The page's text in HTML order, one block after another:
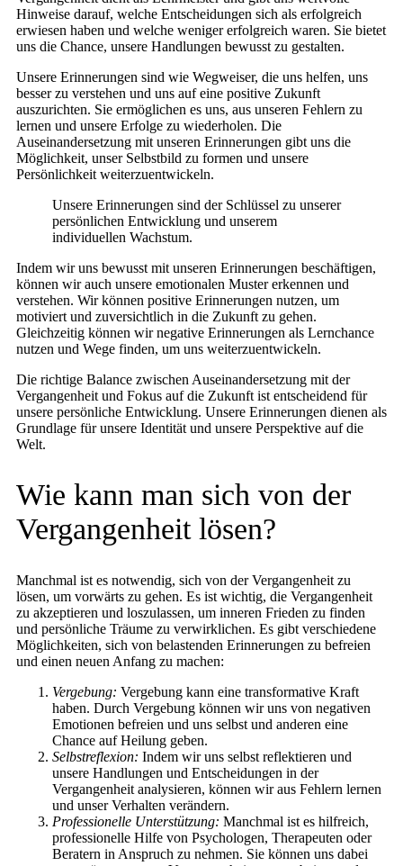
Hinweise darauf, welche Entscheidungen sich als erfolgreich
erwiesen haben und welche weniger erfolgreich waren. Sie bietet
uns die Chance, unsere Handlungen bewusst zu gestalten.
Unsere Erinnerungen sind wie Wegweiser, die uns helfen, uns
besser zu verstehen und uns auf eine positive Zukunft
auszurichten. Sie ermöglichen es uns, aus unseren Fehlern zu
lernen und unsere Erfolge zu wiederholen. Die
Auseinandersetzung mit unseren Erinnerungen gibt uns die
Möglichkeit, unser Selbstbild zu formen und unsere
Persönlichkeit weiterzuentwickeln.
Unsere Erinnerungen sind der Schlüssel zu unserer
persönlichen Entwicklung und unserem
individuellen Wachstum.
Indem wir uns bewusst mit unseren Erinnerungen beschäftigen,
können wir auch unsere emotionalen Muster erkennen und
verstehen. Wir können positive Erinnerungen nutzen, um
motiviert und zuversichtlich in die Zukunft zu gehen.
Gleichzeitig können wir negative Erinnerungen als Lernchance
nutzen und Wege finden, um uns weiterzuentwickeln.
Die richtige Balance zwischen Auseinandersetzung mit der
Vergangenheit und Fokus auf die Zukunft ist entscheidend für
unsere persönliche Entwicklung. Unsere Erinnerungen dienen als
Grundlage für unsere Identität und unsere Perspektive auf die
Welt.
Wie kann man sich von der
Vergangenheit lösen?
Manchmal ist es notwendig, sich von der Vergangenheit zu
lösen, um vorwärts zu gehen. Es ist wichtig, die Vergangenheit
zu akzeptieren und loszulassen, um inneren Frieden zu finden
und persönliche Träume zu verwirklichen. Es gibt verschiedene
Möglichkeiten, sich von belastenden Erinnerungen zu befreien
und einen neuen Anfang zu machen:
Vergebung: Vergebung kann eine transformative Kraft
haben. Durch Vergebung können wir uns von negativen
Emotionen befreien und uns selbst und anderen eine
Chance auf Heilung geben.
Selbstreflexion: Indem wir uns selbst reflektieren und
unsere Handlungen und Entscheidungen in der
Vergangenheit analysieren, können wir aus Fehlern lernen
und unser Verhalten verändern.
Professionelle Unterstützung: Manchmal ist es hilfreich,
professionelle Hilfe von Psychologen, Therapeuten oder
Beratern in Anspruch zu nehmen. Sie können uns dabei